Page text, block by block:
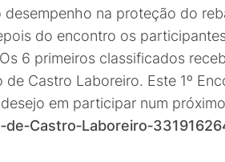
na proteção do
do encontro os
6 primeiros classificados
Castro Laboreiro. Este 1º
em participar num